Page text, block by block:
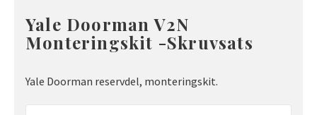
Yale Doorman V2N
Monteringskit -Skruvsats
Yale Doorman reservdel, monteringskit.